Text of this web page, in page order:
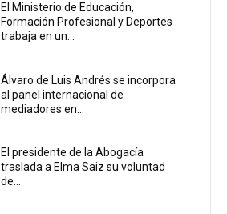
El Ministerio de Educación,
Formación Profesional y Deportes
trabaja en un...
Álvaro de Luis Andrés se incorpora
al panel internacional de
mediadores en...
El presidente de la Abogacía
traslada a Elma Saiz su voluntad
de...